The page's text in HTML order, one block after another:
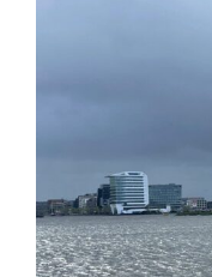
Doneer